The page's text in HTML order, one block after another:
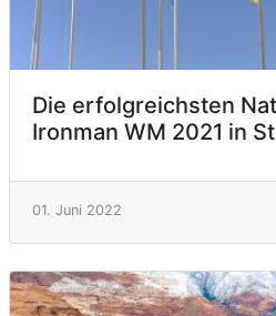
Die erfolgreichsten
Ironman WM 2021 in
01. Juni 2022